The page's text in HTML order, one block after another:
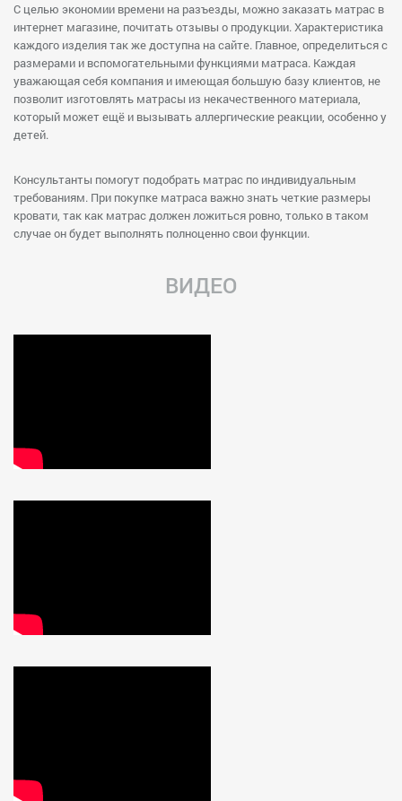
С целью экономии времени на разъезды, можно заказать матрас в
интернет магазине, почитать отзывы о продукции. Характеристика
каждого изделия так же доступна на сайте. Главное, определиться с
размерами и вспомогательными функциями матраса. Каждая
уважающая себя компания и имеющая большую базу клиентов, не
позволит изготовлять матрасы из некачественного материала,
который может ещё и вызывать аллергические реакции, особенно у
детей.
Консультанты помогут подобрать матрас по индивидуальным
требованиям. При покупке матраса важно знать четкие размеры
кровати, так как матрас должен ложиться ровно, только в таком
случае он будет выполнять полноценно свои функции.
ВИДЕО